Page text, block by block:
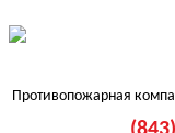
Противопожарная